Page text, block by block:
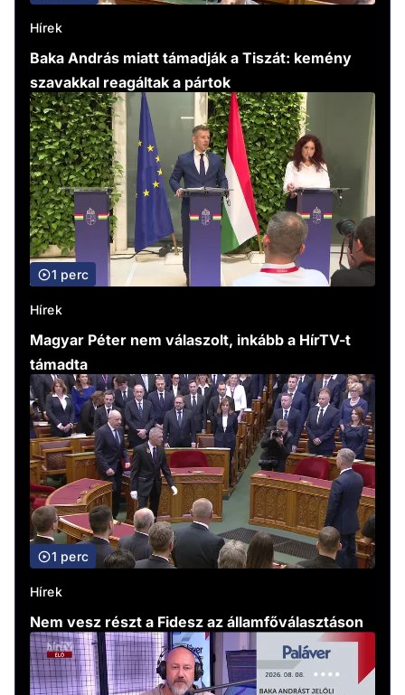
Hírek
Baka András miatt támadják a Tiszát: kemény
szavakkal reagáltak a pártok
1 perc
Hírek
Magyar Péter nem válaszolt, inkább a HírTV-t
támadta
1 perc
Hírek
Nem vesz részt a Fidesz az államfőválasztáson